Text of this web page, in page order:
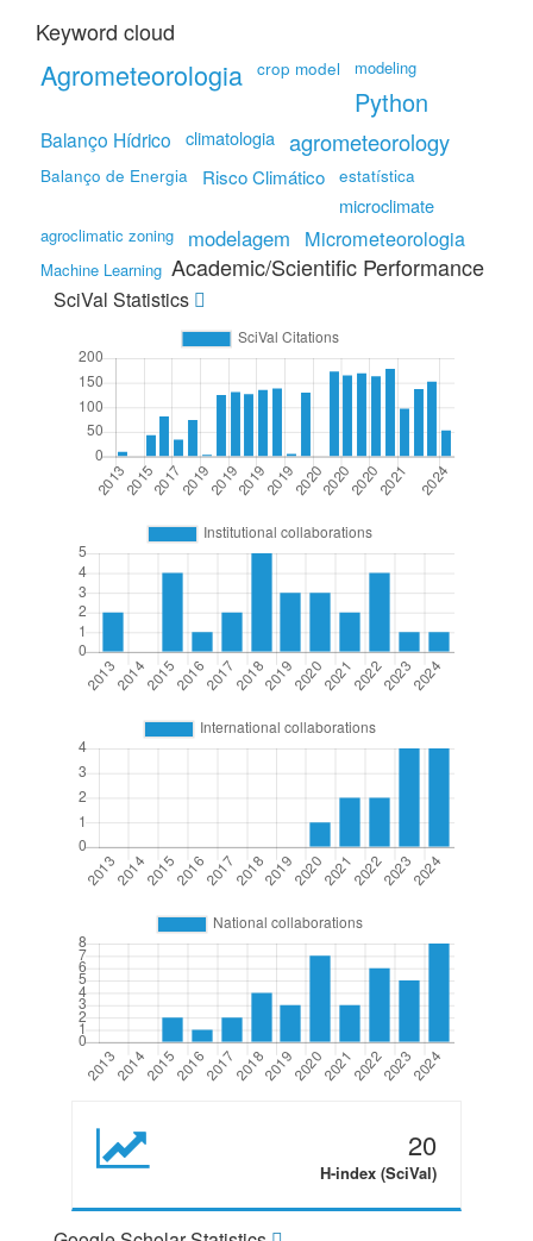
Keyword cloud
Agrometeorologia crop model modeling
Python
Balanço Hídrico climatologia agrometeorology
Balanço de Energia Risco Climático estatística
microclimate
agroclimatic zoning modelagem Micrometeorologia
Machine Learning Academic/Scientific Performance
SciVal Statistics
20
H-index (SciVal)